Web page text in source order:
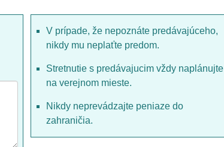
V prípade, že nepoznáte predávajúceho,
nikdy mu neplaťte predom.
Stretnutie s predávajucim vždy naplánujte
na verejnom mieste.
Nikdy neprevádzajte peniaze do
zahraničia.